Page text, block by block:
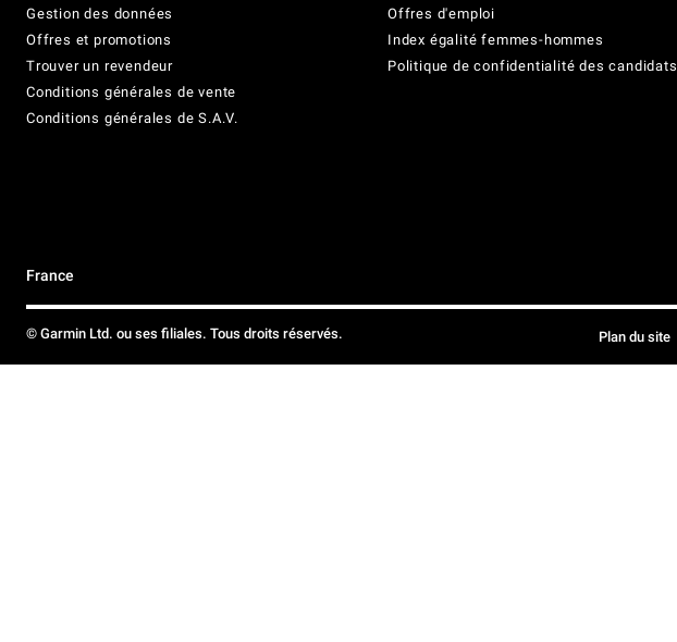
Gestion des données
Offres et promotions
Trouver un revendeur
Conditions générales de vente
Conditions générales de S.A.V.
Offres d'emploi
Index égalité femmes-hommes
Politique de confidentialité des candidats
France
© Garmin Ltd. ou ses filiales. Tous droits réservés. Plan du site